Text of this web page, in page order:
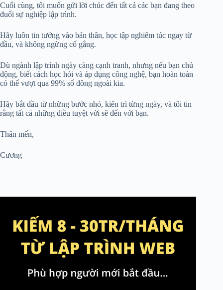
Cuối cùng, tôi muốn gửi lời chúc đến tất cả các bạn đang theo
đuổi sự nghiệp lập trình.
Hãy luôn tin tưởng vào bản thân, học tập nghiêm túc ngay từ
đầu, và không ngừng cố gắng.
Dù ngành lập trình ngày càng cạnh tranh, nhưng nếu bạn chủ
động, biết cách học hỏi và áp dụng công nghệ, bạn hoàn toàn
có thể vượt qua 99% số đông ngoài kia.
Hãy bắt đầu từ những bước nhỏ, kiên trì từng ngày, và tôi tin
rằng tất cả những điều tuyệt vời sẽ đến với bạn.
Thân mến,
Cương